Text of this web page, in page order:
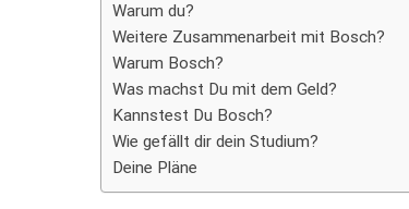
Warum du?
Weitere Zusammenarbeit mit Bosch?
Warum Bosch?
Was machst Du mit dem Geld?
Kannstest Du Bosch?
Wie gefällt dir dein Studium?
Deine Pläne